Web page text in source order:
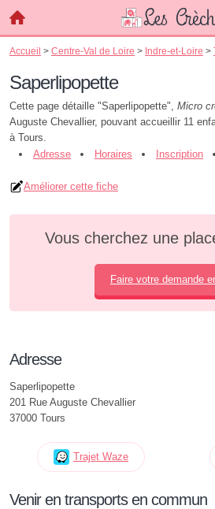
Accueil > Centre-Val de Loire > Indre-et-Loire >
Saperlipopette
Cette page détaille "Saperlipopette", Micro
Auguste Chevallier, pouvant accueillir 11
à Tours.
Adresse
Horaires Inscription
Améliorer cette fiche
Vous cherchez une
Faire votre demande
Adresse
Saperlipopette
201 Rue Auguste Chevallier
37000 Tours
Trajet Waze
Venir en transports en commun